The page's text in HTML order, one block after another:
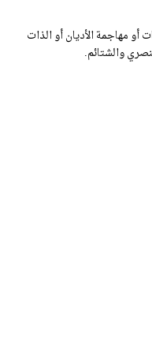
مهاجمة الأديان أو الذات
والشتائم.